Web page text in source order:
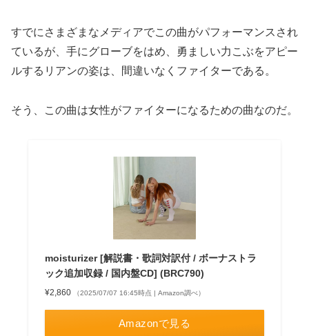
すでにさまざまなメディアでこの曲がパフォーマンスされ
ているが、手にグローブをはめ、勇ましい力こぶをアピー
ルするリアンの姿は、間違いなくファイターである。
そう、この曲は女性がファイターになるための曲なのだ。
moisturizer [解説書・歌詞対訳付 / ボーナストラ
ック追加収録 / 国内盤CD] (BRC790)
¥2,860 （2025/07/07 16:45時点 | Amazon調べ）
Amazonで見る